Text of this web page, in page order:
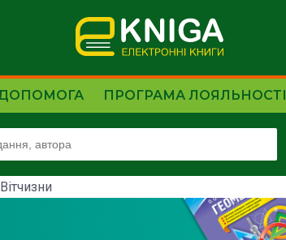
ПРОГРАМА ЛОЯЛЬНОСТІ